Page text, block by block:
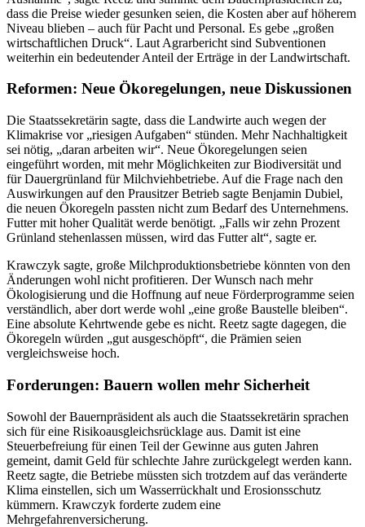
dass die Preise wieder gesunken seien, die Kosten aber auf höherem
Niveau blieben – auch für Pacht und Personal. Es gebe „großen
wirtschaftlichen Druck“. Laut Agrarbericht sind Subventionen
weiterhin ein bedeutender Anteil der Erträge in der Landwirtschaft.
Reformen: Neue Ökoregelungen, neue Diskussionen
Die Staatssekretärin sagte, dass die Landwirte auch wegen der
Klimakrise vor „riesigen Aufgaben“ stünden. Mehr Nachhaltigkeit
sei nötig, „daran arbeiten wir“. Neue Ökoregelungen seien
eingeführt worden, mit mehr Möglichkeiten zur Biodiversität und
für Dauergrünland für Milchviehbetriebe. Auf die Frage nach den
Auswirkungen auf den Prausitzer Betrieb sagte Benjamin Dubiel,
die neuen Ökoregeln passten nicht zum Bedarf des Unternehmens.
Futter mit hoher Qualität werde benötigt. „Falls wir zehn Prozent
Grünland stehenlassen müssen, wird das Futter alt“, sagte er.
Krawczyk sagte, große Milchproduktionsbetriebe könnten von den
Änderungen wohl nicht profitieren. Der Wunsch nach mehr
Ökologisierung und die Hoffnung auf neue Förderprogramme seien
verständlich, aber dort werde wohl „eine große Baustelle bleiben“.
Eine absolute Kehrtwende gebe es nicht. Reetz sagte dagegen, die
Ökoregeln würden „gut ausgeschöpft“, die Prämien seien
vergleichsweise hoch.
Forderungen: Bauern wollen mehr Sicherheit
Sowohl der Bauernpräsident als auch die Staatssekretärin sprachen
sich für eine Risikoausgleichsrücklage aus. Damit ist eine
Steuerbefreiung für einen Teil der Gewinne aus guten Jahren
gemeint, damit Geld für schlechte Jahre zurückgelegt werden kann.
Reetz sagte, die Betriebe müssten sich trotzdem auf das veränderte
Klima einstellen, sich um Wasserrückhalt und Erosionsschutz
kümmern. Krawczyk forderte zudem eine
Mehrgefahrenversicherung.